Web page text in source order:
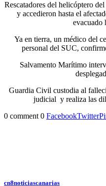
Rescatadores del helicóptero
y accedieron hasta el
evacuado
Ya en tierra, un médico del
personal del SUC,
Salvamento Marítimo
Guardia Civil custodia al
judicial y realiza las
0 comment 0 FacebookTwitter
cn8noticiascanarias